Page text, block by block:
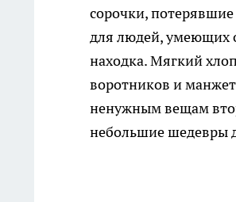
сорочки,
для людей, умеющих
находка. Мягкий
воротников и
ненужным вещам
небольшие шедевры